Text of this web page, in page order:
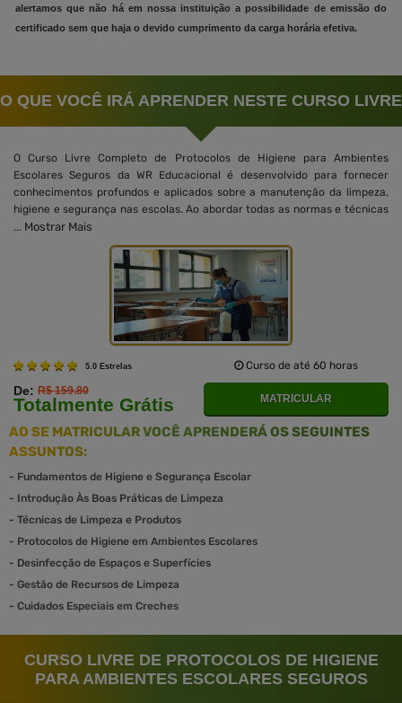
alertamos que não há em nossa instituição a possibilidade de emissão do
certificado sem que haja o devido cumprimento da carga horária efetiva.
O QUE VOCÊ IRÁ APRENDER NESTE CURSO LIVRE
O Curso Livre Completo de Protocolos de Higiene para Ambientes
Escolares Seguros da WR Educacional é desenvolvido para fornecer
conhecimentos profundos e aplicados sobre a manutenção da limpeza,
higiene e segurança nas escolas. Ao abordar todas as normas e técnicas
... Mostrar Mais
5.0 Estrelas Curso de até 60 horas
De: R$ 159.80
Totalmente Grátis MATRICULAR
AO SE MATRICULAR VOCÊ APRENDERÁ OS SEGUINTES
ASSUNTOS:
- Fundamentos de Higiene e Segurança Escolar
- Introdução Às Boas Práticas de Limpeza
- Técnicas de Limpeza e Produtos
- Protocolos de Higiene em Ambientes Escolares
- Desinfecção de Espaços e Superfícies
- Gestão de Recursos de Limpeza
- Cuidados Especiais em Creches
CURSO LIVRE DE PROTOCOLOS DE HIGIENE
PARA AMBIENTES ESCOLARES SEGUROS